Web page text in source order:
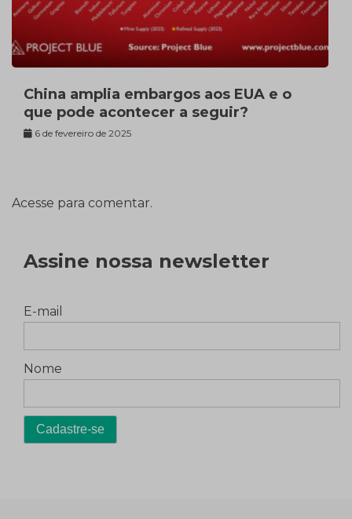
China amplia embargos aos EUA e o
que pode acontecer a seguir?
6 de fevereiro de 2025
Acesse para comentar.
Assine nossa newsletter
E-mail
Nome